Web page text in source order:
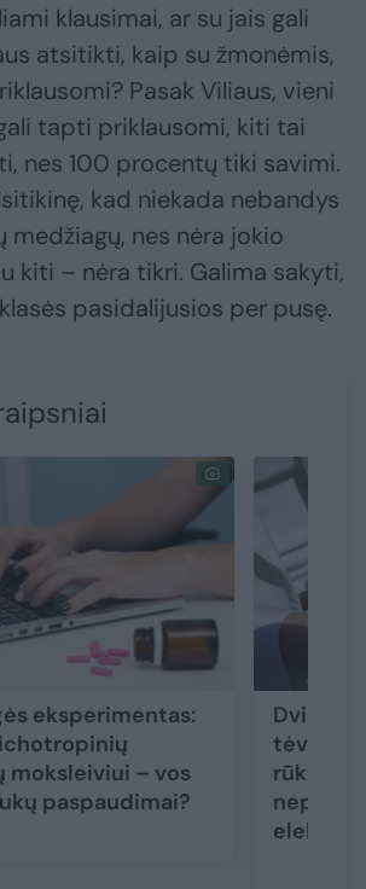
klausimai, ar su jais gali
atsitikti, kaip su žmonėmis,
Pasak Viliaus, vieni
tapti priklausomi, kiti tai
nes 100 procentų tiki savimi.
kad niekada nebandys
nes nėra jokio
kiti – nėra tikri. Galima sakyti,
pasidalijusios per pusę.
eksperimentas:
moksleiviui – vos
paspaudimai?
Dvigubi
tėvai
rūkymo